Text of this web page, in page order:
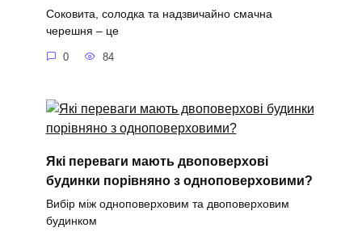
Соковита, солодка та надзвичайно смачна
черешня – це
0 84
Які переваги мають двоповерхові
будинки порівняно з одноповерховими?
Вибір між одноповерховим та двоповерховим
будинком